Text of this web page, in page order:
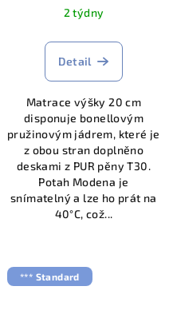
2 týdny
Detail
Matrace výšky 20 cm
disponuje bonellovým
pružinovým jádrem, které je
z obou stran doplněno
deskami z PUR pěny T30.
Potah Modena je
snímatelný a lze ho prát na
40°C, což...
*** Standard